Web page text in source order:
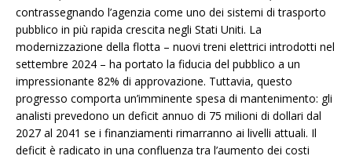
contrassegnando l’agenzia come uno dei sistemi di trasporto
pubblico in più rapida crescita negli Stati Uniti. La
modernizzazione della flotta – nuovi treni elettrici introdotti nel
settembre 2024 – ha portato la fiducia del pubblico a un
impressionante 82% di approvazione. Tuttavia, questo
progresso comporta un’imminente spesa di mantenimento: gli
analisti prevedono un deficit annuo di 75 milioni di dollari dal
2027 al 2041 se i finanziamenti rimarranno ai livelli attuali. Il
deficit è radicato in una confluenza tra l’aumento dei costi